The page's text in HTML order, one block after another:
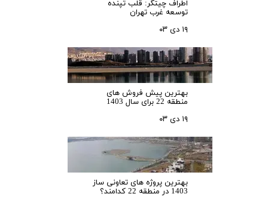
اطراف چیتگر: قلب تپنده
توسعه غرب تهران
۱۹ دی ۰۳
بهترین پیش فروش های
منطقه 22 برای سال 1403
۱۹ دی ۰۳
بهترین پروژه های تعاونی ساز
1403 در منطقه 22 کدامند؟